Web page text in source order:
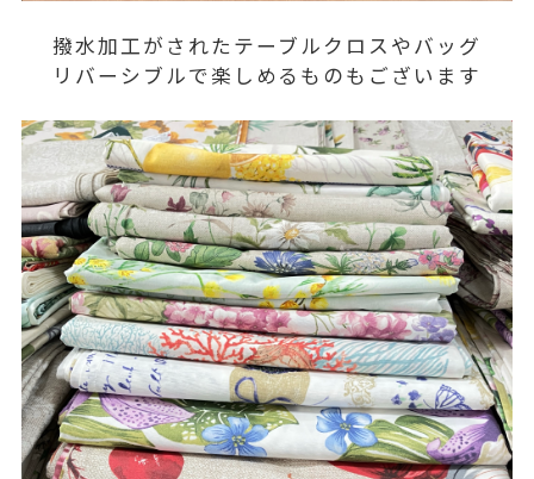
撥水加工がされたテーブルクロスやバッグ
リバーシブルで楽しめるものもございます